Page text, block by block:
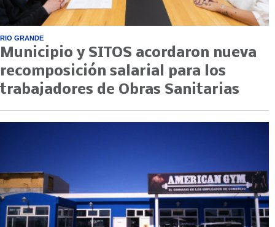
RIO GRANDE
Municipio y SITOS acordaron nueva
recomposición salarial para los
trabajadores de Obras Sanitarias